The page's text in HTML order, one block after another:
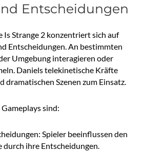
Entscheidungen
Is Strange 2 konzentriert sich auf
Entscheidungen. An bestimmten
Umgebung interagieren oder
Daniels telekinetische Kräfte
dramatischen Szenen zum Einsatz.
sind:
Spieler beeinflussen den
durch ihre Entscheidungen.